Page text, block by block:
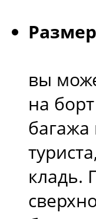
вы
на
багажа
кладь.